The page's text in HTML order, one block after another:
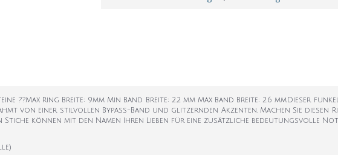
??Max Ring Breite: 9mm Min Band Breite: 2.2 mm Max Band Breite: 2.6 mm.Dieser
von einer stilvollen Bypass-Band und glitzernden Akzenten. Machen Sie diesen
Stiche können mit den Namen Ihren Lieben für eine zusätzliche bedeutungsvolle